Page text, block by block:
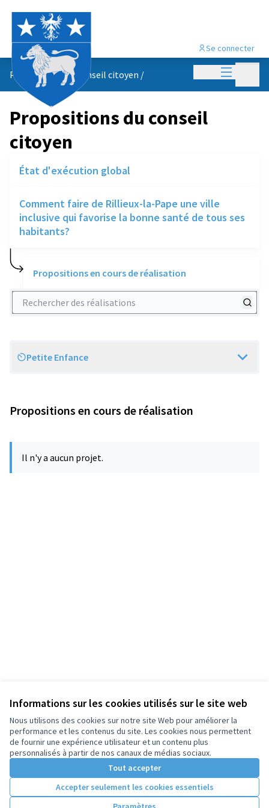
Informations sur les cookies utilisés sur le site web
Nous utilisons des cookies sur notre site Web pour améliorer la
performance et les contenus du site. Les cookies nous permettent
de fournir une expérience utilisateur et un contenu plus
personnalisés à partir de nos canaux de médias sociaux.
Tout accepter
Accepter seulement les cookies essentiels
Menu
Se connecter
Propositions du conseil citoyen /
Propositions du conseil
citoyen
État d'exécution global
Comment faire de Rillieux-la-Pape une ville
inclusive qui favorise la bonne santé de tous ses
habitants?
Propositions en cours de réalisation
Rechercher des réalisations
Scope
Petite Enfance
Propositions en cours de réalisation
Il n'y a aucun projet.